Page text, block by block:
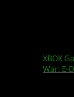
XBOX
War: E-